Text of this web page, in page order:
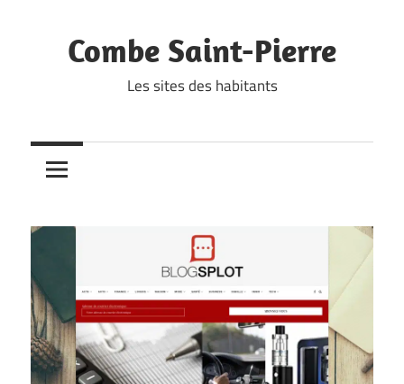
contentCombe Saint-Pierre
Les sites des habitants